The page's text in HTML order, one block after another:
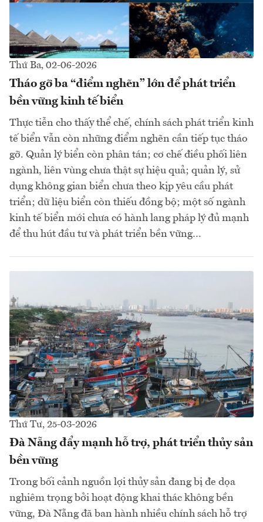
Thứ Ba, 02-06-2026
Tháo gỡ ba “điểm nghẽn” lớn để phát triển
bền vững kinh tế biển
Thực tiễn cho thấy thể chế, chính sách phát triển kinh
tế biển vẫn còn những điểm nghẽn cần tiếp tục tháo
gỡ. Quản lý biển còn phân tán; cơ chế điều phối liên
ngành, liên vùng chưa thật sự hiệu quả; quản lý, sử
dụng không gian biển chưa theo kịp yêu cầu phát
triển; dữ liệu biển còn thiếu đồng bộ; một số ngành
kinh tế biển mới chưa có hành lang pháp lý đủ mạnh
để thu hút đầu tư và phát triển bền vững…
Thứ Tư, 25-03-2026
Đà Nẵng đẩy mạnh hỗ trợ, phát triển thủy sản
bền vững
Trong bối cảnh nguồn lợi thủy sản đang bị đe dọa
nghiêm trọng bởi hoạt động khai thác không bền
vững, Đà Nẵng đã ban hành nhiều chính sách hỗ trợ